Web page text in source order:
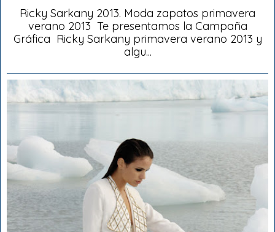
Ricky Sarkany 2013. Moda zapatos primavera
verano 2013 Te presentamos la Campaña
Gráfica Ricky Sarkany primavera verano 2013 y
algu...